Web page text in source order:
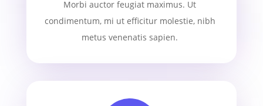
Morbi auctor feugiat maximus. Ut
condimentum, mi ut efficitur molestie, nibh
metus venenatis sapien.